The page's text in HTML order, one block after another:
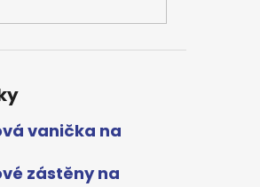
vanička na
zástěny na